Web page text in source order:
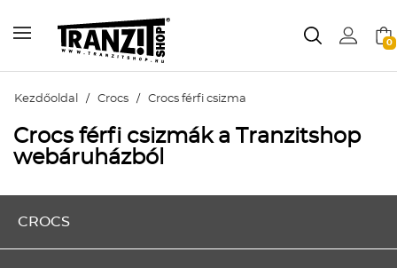
0
Kezdőoldal / Crocs / Crocs férfi csizma
Crocs férfi csizmák a Tranzitshop
webáruházból
CROCS